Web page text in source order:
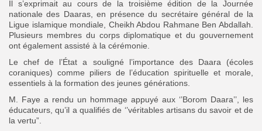
Il s’exprimait au cours de la troisième édition de la Journée
nationale des Daaras, en présence du secrétaire général de la
Ligue islamique mondiale, Cheikh Abdou Rahmane Ben Abdallah.
Plusieurs membres du corps diplomatique et du gouvernement
ont également assisté à la cérémonie.
Le chef de l’État a souligné l’importance des Daara (écoles
coraniques) comme piliers de l’éducation spirituelle et morale,
essentiels à la formation des jeunes générations.
M. Faye a rendu un hommage appuyé aux ‘’Borom Daara’’, les
éducateurs, qu’il a qualifiés de ‘’véritables artisans du savoir et de
la vertu”.